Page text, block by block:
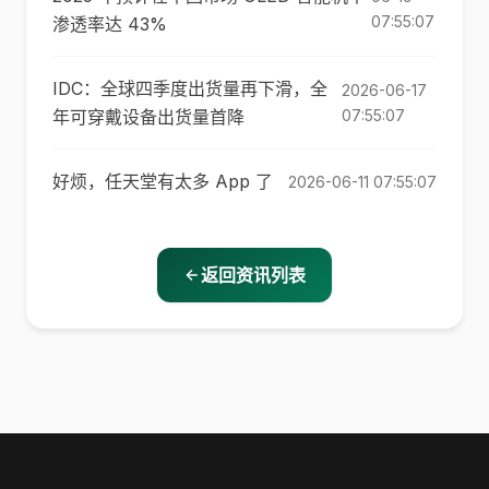
渗透率达 43%
07:55:07
IDC：全球四季度出货量再下滑，全
年可穿戴设备出货量首降
2026-06-17
07:55:07
好烦，任天堂有太多 App 了 2026-06-11 07:55:07
返回资讯列表